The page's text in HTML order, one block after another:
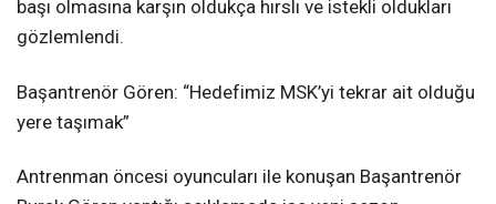
başı olmasına karşın oldukça hırslı ve istekli oldukları
gözlemlendi.
Başantrenör Gören: “Hedefimiz MSK’yi tekrar ait olduğu
yere taşımak”
Antrenman öncesi oyuncuları ile konuşan Başantrenör